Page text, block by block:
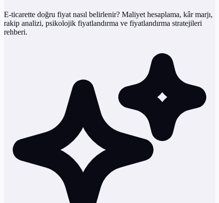
E-ticarette doğru fiyat nasıl belirlenir? Maliyet hesaplama, kâr marjı,
rakip analizi, psikolojik fiyatlandırma ve fiyatlandırma stratejileri
rehberi.